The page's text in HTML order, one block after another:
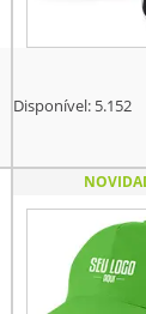
Disponível: 5.152